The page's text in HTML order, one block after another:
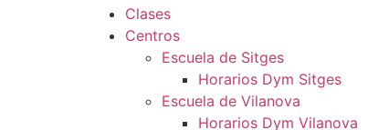
Clases
Centros
Escuela de Sitges
Horarios Dym Sitges
Escuela de Vilanova
Horarios Dym Vilanova